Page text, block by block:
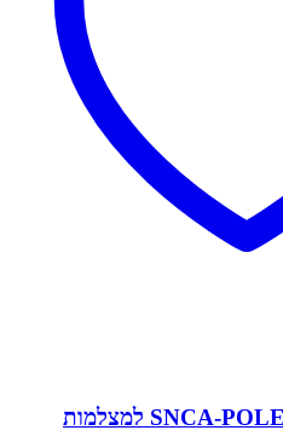
התקן קיבוע לתקרה SNCA-POLE30 למצלמות